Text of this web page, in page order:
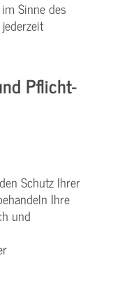
Sinne des
Pflicht­
Schutz Ihrer
Ihre
und